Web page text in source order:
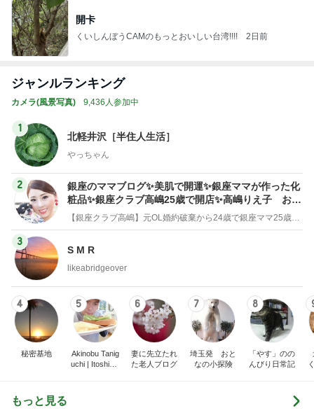
開卡
くいしんぼうCAMのもっとおいしい台湾!!!! 2日前
ジャンルランキング
カメラ(風景写真) 9,436人参加中
1
北軽井沢［半住人生活］
やっちゃん
2
銀座のママブログ✨美肌で開運✨銀座ママが作った化
粧品✨銀座クラブ高嶋25歳で開店✨高嶋りえ子 お着
物でエルメス バーキン コーデ
【銀座クラブ高嶋】元OL婚約破棄から24歳で銀座ママ25歳でオーナーママ銀座 美肌で開運♡パワースポット巡り高嶋りえ子ブログ
3
S M R
likeabridgeover
4
秘密基地
5
Akinobu Tanig
uchi | Itoshima
6
妻に先立たれ
た老人ブログ
7
埼玉発 おと
なの小探険
8
「やす」のの
んびり日常記
もっと見る